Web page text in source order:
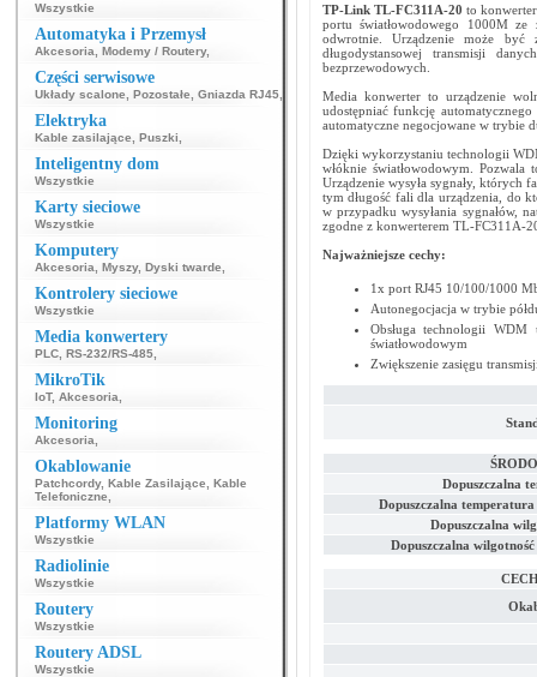
Wszystkie
Automatyka i Przemysł
Akcesoria Modemy / Routery,
Części serwisowe
Układy scalone Pozostałe Gniazda RJ45
Elektryka
Kable zasilające Puszki
Inteligentny dom
Wszystkie
Karty sieciowe
Wszystkie
Komputery
Akcesoria Myszy, Dyski twarde
Kontrolery sieciowe
Wszystkie
Media konwertery
PLC RS-232/RS-485
MikroTik
IoT, Akcesoria
Monitoring
Akcesoria
Okablowanie
Patchcordy, Kable Zasilające
Kable
Telefoniczne
Platformy WLAN
Wszystkie
Radiolinie
Wszystkie
Routery
Wszystkie
Routery ADSL
Wszystkie
TP-Link TL-FC311A-20 to
portu światłowodowego 1000M ze
odwrotnie. Urządzenie może być
długodystansowej transmisji
bezprzewodowych.
Media konwerter to urządzenie
udostępniać funkcję
automatyczne negocjowane w trybie
Dzięki wykorzystaniu technologii
włóknie światłowodowym.
Urządzenie wysyła sygnały, których
tym długość fali dla urządzenia, do
w przypadku wysyłania sygnałów,
zgodne z konwerterem TL-FC311A-
Najważniejsze cechy:
1x port RJ45 10/100/1000
Autonegocjacja w trybie
Obsługa technologii WDM
światłowodowym
Zwiększenie zasięgu
Dopuszczalna
Dopuszczalna
Dopuszczalna
Dopuszczalna